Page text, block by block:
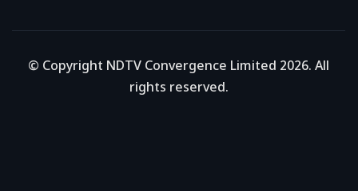
© Copyright NDTV Convergence Limited 2026. All
rights reserved.